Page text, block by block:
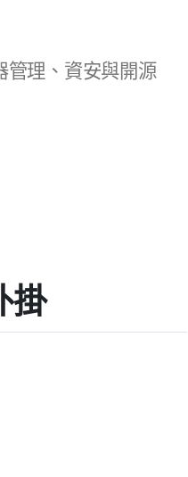
理、資安與開源
掛